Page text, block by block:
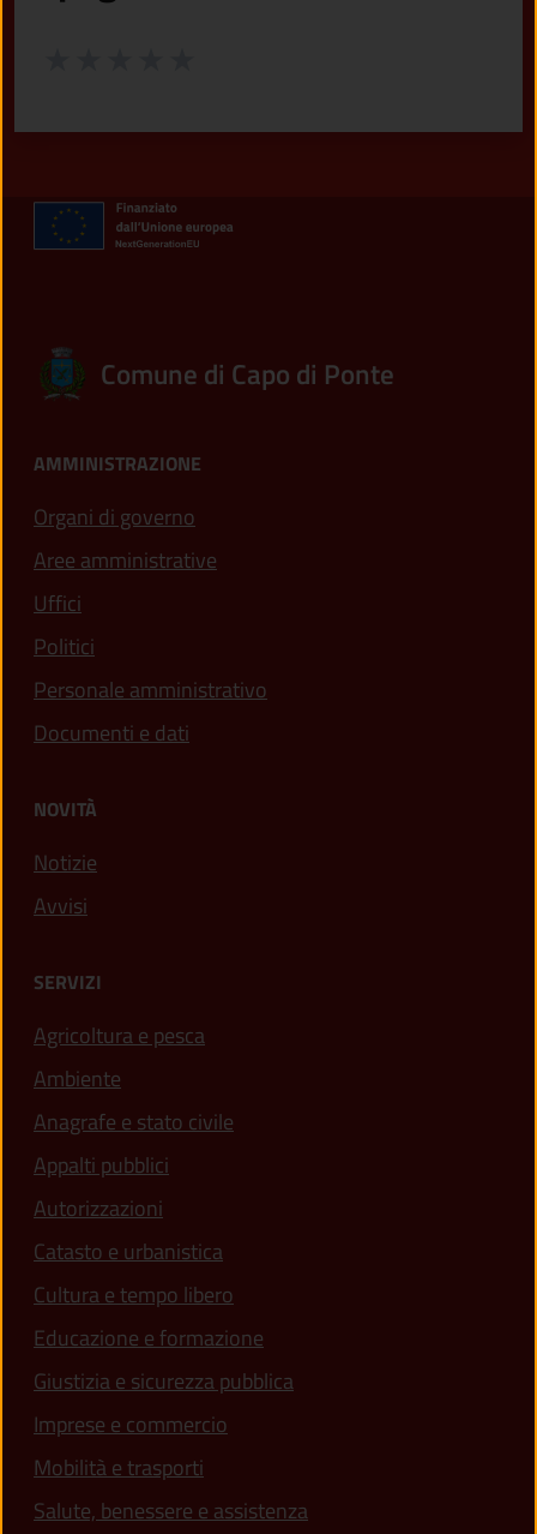
Comune di Capo di Ponte
AMMINISTRAZIONE
Organi di governo
Aree amministrative
Uffici
Politici
Personale amministrativo
Documenti e dati
NOVITÀ
Notizie
Avvisi
SERVIZI
Agricoltura e pesca
Ambiente
Anagrafe e stato civile
Appalti pubblici
Autorizzazioni
Catasto e urbanistica
Cultura e tempo libero
Educazione e formazione
Giustizia e sicurezza pubblica
Imprese e commercio
Mobilità e trasporti
Salute, benessere e assistenza